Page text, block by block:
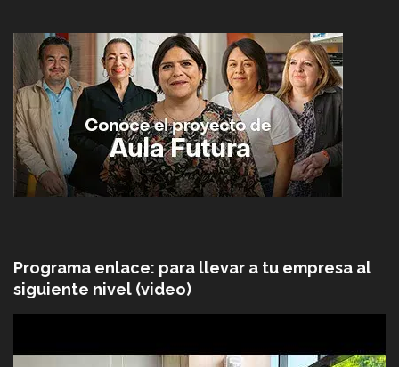
Programa enlace: para llevar a tu empresa al
siguiente nivel (video)